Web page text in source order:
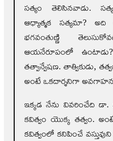
సత్యం తెలిసినవాడు.
ఆధ్యాత్మక సత్యమా? అది
భగవంతుణ్ణి
ఆయనేరూపంలో
తత్వాన్వేషణ. తాత్వికుడు,
అంటే ఒకదార్శనిగా అవగాహన
ఇక్కడ నేను వివరించేది
కవిత్వం యొక్క తత్వం.
కవిత్వంలో కనిపించే